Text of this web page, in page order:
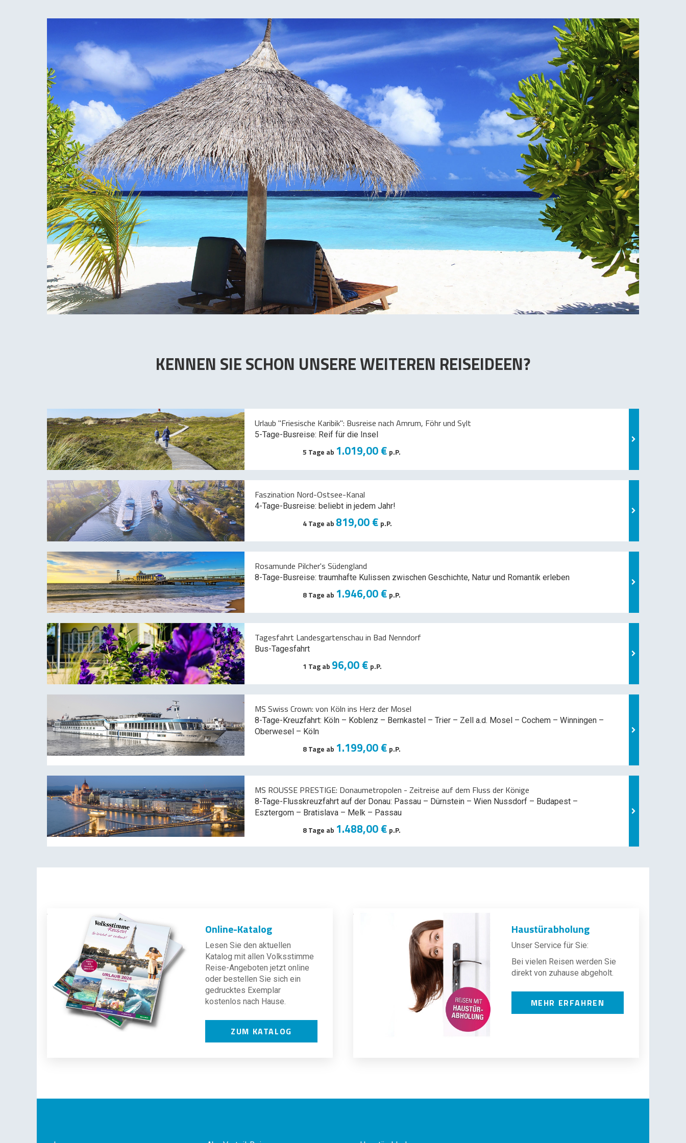
KENNEN SIE SCHON UNSERE WEITEREN REISEIDEEN?
Urlaub "Friesische Karibik": Busreise nach Amrum, Föhr und Sylt
5-Tage-Busreise: Reif für die Insel
5 Tage ab 1.019,00 € p.P.
Faszination Nord-Ostsee-Kanal
4-Tage-Busreise: beliebt in jedem Jahr!
4 Tage ab 819,00 € p.P.
Rosamunde Pilcher's Südengland
8-Tage-Busreise: traumhafte Kulissen zwischen Geschichte, Natur und Romantik erleben
8 Tage ab 1.946,00 € p.P.
Tagesfahrt Landesgartenschau in Bad Nenndorf
Bus-Tagesfahrt
1 Tag ab 96,00 € p.P.
MS Swiss Crown: von Köln ins Herz der Mosel
8-Tage-Kreuzfahrt: Köln – Koblenz – Bernkastel – Trier – Zell a.d. Mosel – Cochem – Winningen –
Oberwesel – Köln
8 Tage ab 1.199,00 € p.P.
MS ROUSSE PRESTIGE: Donaumetropolen - Zeitreise auf dem Fluss der Könige
8-Tage-Flusskreuzfahrt auf der Donau: Passau – Dürnstein – Wien Nussdorf – Budapest –
Esztergom – Bratislava – Melk – Passau
8 Tage ab 1.488,00 € p.P.
Online-Katalog
Lesen Sie den aktuellen
Katalog mit allen Volksstimme
Reise-Angeboten jetzt online
oder bestellen Sie sich ein
gedrucktes Exemplar
kostenlos nach Hause.
ZUM KATALOG
Haustürabholung
Unser Service für Sie:
Bei vielen Reisen werden Sie
direkt von zuhause abgeholt.
MEHR ERFAHREN